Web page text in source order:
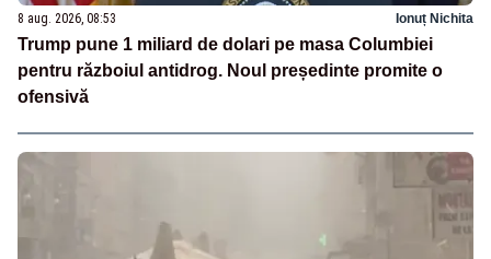
8 aug. 2026, 08:53 Ionuț Nichita
Trump pune 1 miliard de dolari pe masa Columbiei
pentru războiul antidrog. Noul președinte promite o
ofensivă